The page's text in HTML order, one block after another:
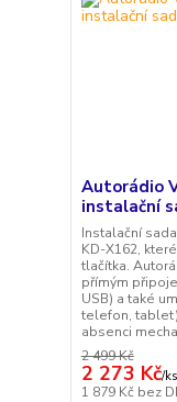
Autorádio
instalační
Instalační
KD-X162,
tlačítka.
přímým
USB) a také
telefon,
absenci
2 499 Kč
2 273 Kč/ks
1 879 Kč bez